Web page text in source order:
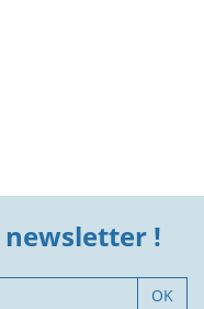
newsletter !
OK